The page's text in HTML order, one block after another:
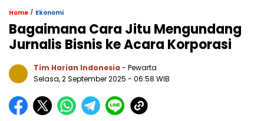
Home / Ekonomi
Bagaimana Cara Jitu Mengundang
Jurnalis Bisnis ke Acara Korporasi
Tim Harian Indonesia - Pewarta
Selasa, 2 September 2025 - 06:58 WIB